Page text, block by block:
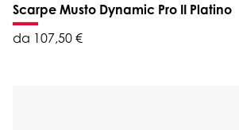
Scarpe Musto Dynamic Pro II Platino
da 107,50 €